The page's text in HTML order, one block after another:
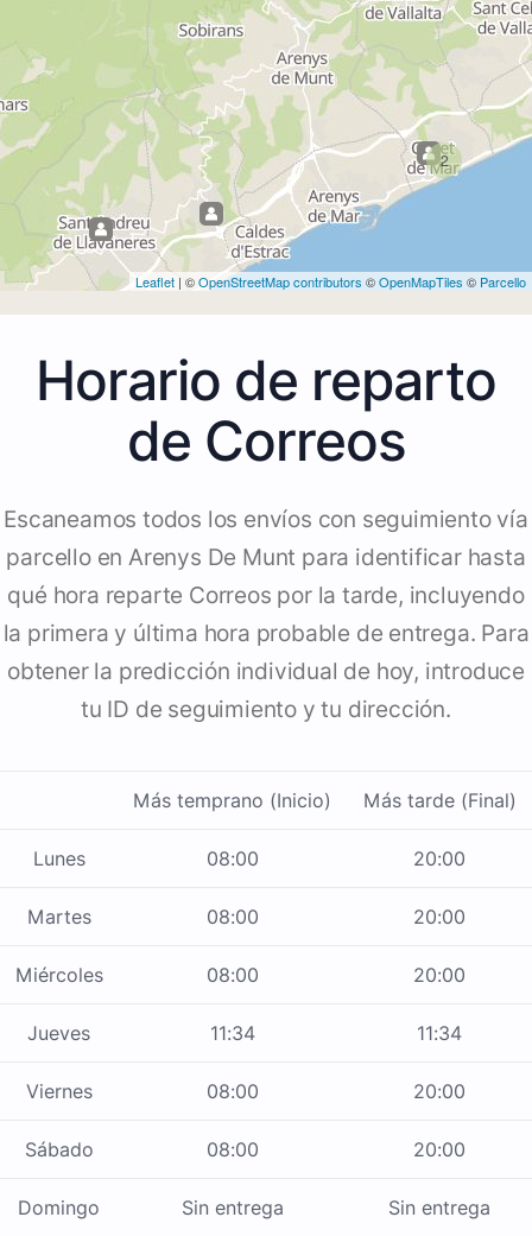
2
Leaflet | ©OpenStreetMap contributors ©OpenMapTiles © Parcello
Horario de reparto
de Correos
Escaneamos todos los envíos con seguimiento vía
parcello en Arenys De Munt para identificar hasta
qué hora reparte Correos por la tarde, incluyendo
la primera y última hora probable de entrega. Para
obtener la predicción individual de hoy, introduce
tu ID de seguimiento y tu dirección.
Más temprano (Inicio) Más tarde (Final)
Lunes 08:00 20:00
Martes 08:00 20:00
Miércoles 08:00 20:00
Jueves 11:34 11:34
Viernes 08:00 20:00
Sábado 08:00 20:00
Domingo Sin entrega Sin entrega